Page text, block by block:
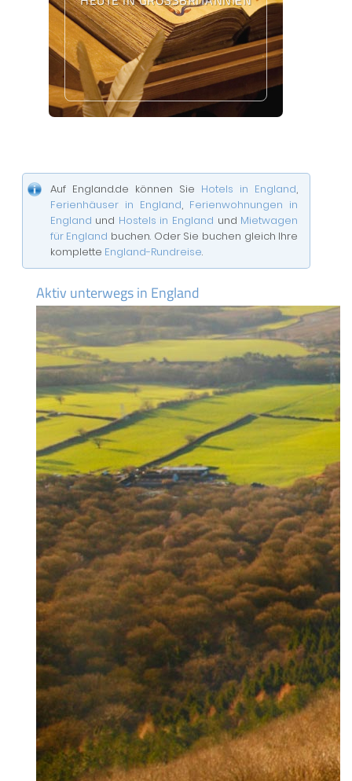
Auf England.de können Sie Hotels in England,
Ferienhäuser in England, Ferienwohnungen in
England und Hostels in England und Mietwagen
für England buchen. Oder Sie buchen gleich Ihre
komplette England-Rundreise.
Aktiv unterwegs in England